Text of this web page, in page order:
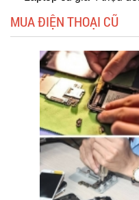
MUA ĐIỆN THOẠI CŨ